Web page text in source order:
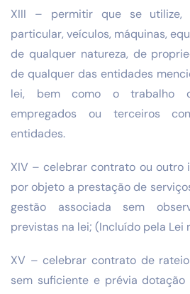
XIII – permitir que se utilize,
particular, veículos, máquinas,
de qualquer natureza, de
de qualquer das entidades
lei, bem como o trabalho
empregados ou terceiros
entidades.
XIV – celebrar contrato ou outro
por objeto a prestação de
gestão associada sem
previstas na lei; (Incluído pela Lei
XV – celebrar contrato de
sem suficiente e prévia dotação